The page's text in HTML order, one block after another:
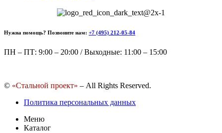
Нужна помощь? Позвоните нам: +7 (495) 212-05-84
ПН – ПТ: 9:00 – 20:00 / Выходные: 11:00 – 15:00
© «Стальной проект» – All Rights Reserved.
Политика персональных данных
Меню
Каталог